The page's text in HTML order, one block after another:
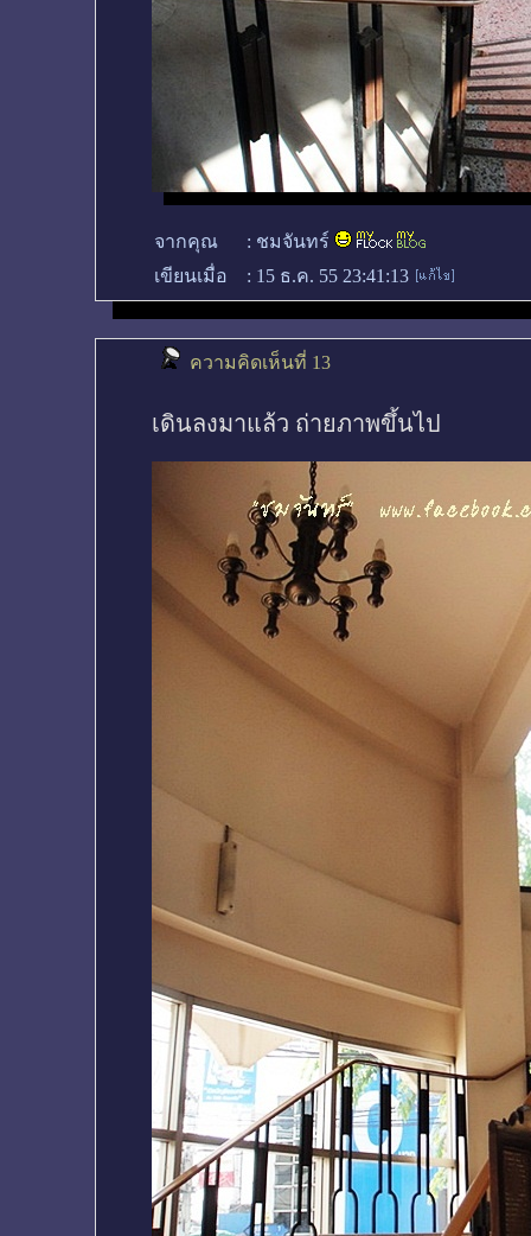
จากคุณ : ชมจันทร์
เขียนเมื่อ
: 15 ธ.ค. 55 23:41:13
ความคิดเห็นที่ 13
เดินลงมาแล้ว ถ่ายภาพขึ้นไป